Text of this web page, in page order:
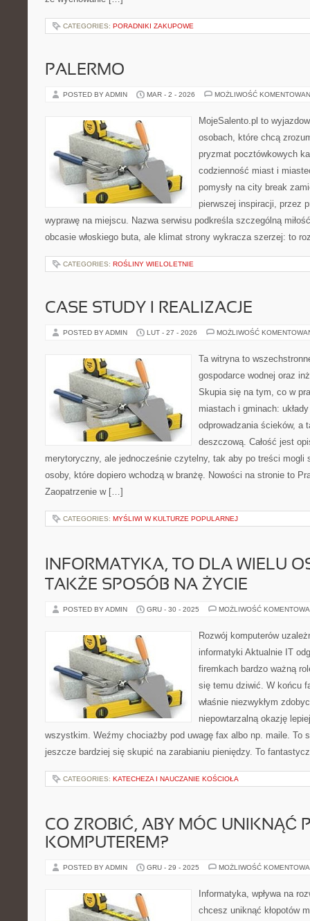
CATEGORIES: PORADNIKI ZAKUPOWE
PALERMO
POSTED BY ADMIN MAR - 2 - 2026 MOŻLIWOŚĆ
MojeSalento.pl to
osobach, które chcą
pryzmat pocztówkowych
codzienność miast i
pomysły na city break
pierwszej inspiracji, przez
wyprawę na miejscu. Nazwa serwisu podkreśla szczególną
obcasie włoskiego buta, ale klimat strony wykracza szerzej: to
CATEGORIES: ROŚLINY WIELOLETNIE
CASE STUDY I REALIZACJE
POSTED BY ADMIN LUT - 27 - 2026 MOŻLIWOŚĆ
Ta witryna to
gospodarce wodnej oraz
Skupia się na tym, co w
miastach i gminach:
odprowadzania ścieków, a
deszczową. Całość jest
merytoryczny, ale jednocześnie czytelny, tak aby po treści mogli
osoby, które dopiero wchodzą w branżę. Nowości na stronie to
Zaopatrzenie w […]
CATEGORIES: MYŚLIWI W KULTURZE POPULARNEJ
INFORMATYKA, TO DLA WIELU
TAKŻE SPOSÓB NA ŻYCIE
POSTED BY ADMIN GRU - 30 - 2025 MOŻLIWOŚĆ
Rozwój komputerów
informatyki Aktualnie IT
firemkach bardzo ważną
się temu dziwić. W końcu
właśnie niezwykłym
niepowtarzalną okazję
wszystkim. Weźmy chociażby pod uwagę fax albo np. maile. To
jeszcze bardziej się skupić na zarabianiu pieniędzy. To
CATEGORIES: KATECHEZA I NAUCZANIE KOŚCIOŁA
CO ZROBIĆ, ABY MÓC UNIKNĄĆ
KOMPUTEREM?
POSTED BY ADMIN GRU - 29 - 2025 MOŻLIWOŚĆ
Informatyka, wpływa na
chcesz uniknąć kłopotów